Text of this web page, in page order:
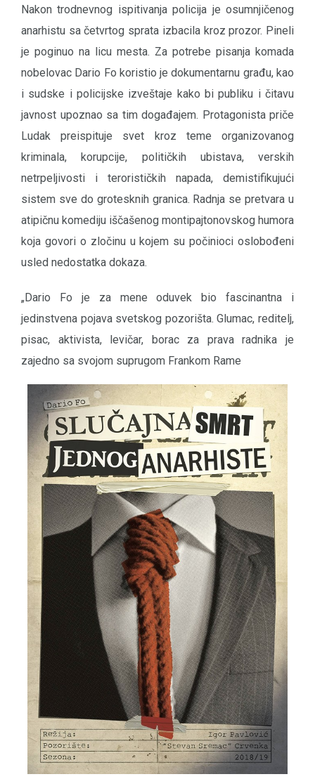
Nakon trodnevnog ispitivanja policija je osumnjičenog
anarhistu sa četvrtog sprata izbacila kroz prozor. Pineli
je poginuo na licu mesta. Za potrebe pisanja komada
nobelovac Dario Fo koristio je dokumentarnu građu, kao
i sudske i policijske izveštaje kako bi publiku i čitavu
javnost upoznao sa tim događajem. Protagonista priče
Ludak preispituje svet kroz teme organizovanog
kriminala, korupcije, političkih ubistava, verskih
netrpeljivosti i terorističkih napada, demistifikujući
sistem sve do grotesknih granica. Radnja se pretvara u
atipičnu komediju iščašenog montipajtonovskog humora
koja govori o zločinu u kojem su počinioci oslobođeni
usled nedostatka dokaza.
„Dario Fo je za mene oduvek bio fascinantna i
jedinstvena pojava svetskog pozorišta. Glumac, reditelj,
pisac, aktivista, levičar, borac za prava radnika je
zajedno sa svojom suprugom Frankom Rame